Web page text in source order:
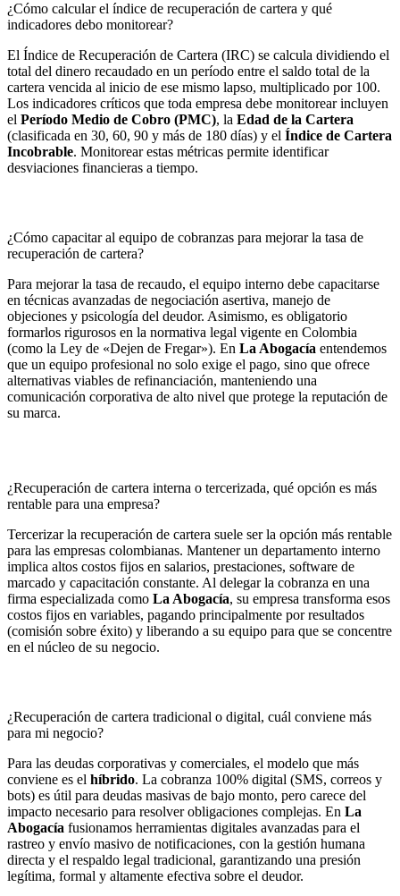
¿Cómo calcular el índice de recuperación de cartera y qué
indicadores debo monitorear?
El Índice de Recuperación de Cartera (IRC) se calcula dividiendo el
total del dinero recaudado en un período entre el saldo total de la
cartera vencida al inicio de ese mismo lapso, multiplicado por 100.
Los indicadores críticos que toda empresa debe monitorear incluyen
el Período Medio de Cobro (PMC), la Edad de la Cartera
(clasificada en 30, 60, 90 y más de 180 días) y el Índice de Cartera
Incobrable. Monitorear estas métricas permite identificar
desviaciones financieras a tiempo.
¿Cómo capacitar al equipo de cobranzas para mejorar la tasa de
recuperación de cartera?
Para mejorar la tasa de recaudo, el equipo interno debe capacitarse
en técnicas avanzadas de negociación asertiva, manejo de
objeciones y psicología del deudor. Asimismo, es obligatorio
formarlos rigurosos en la normativa legal vigente en Colombia
(como la Ley de «Dejen de Fregar»). En La Abogacía entendemos
que un equipo profesional no solo exige el pago, sino que ofrece
alternativas viables de refinanciación, manteniendo una
comunicación corporativa de alto nivel que protege la reputación de
su marca.
¿Recuperación de cartera interna o tercerizada, qué opción es más
rentable para una empresa?
Tercerizar la recuperación de cartera suele ser la opción más rentable
para las empresas colombianas. Mantener un departamento interno
implica altos costos fijos en salarios, prestaciones, software de
marcado y capacitación constante. Al delegar la cobranza en una
firma especializada como La Abogacía, su empresa transforma esos
costos fijos en variables, pagando principalmente por resultados
(comisión sobre éxito) y liberando a su equipo para que se concentre
en el núcleo de su negocio.
¿Recuperación de cartera tradicional o digital, cuál conviene más
para mi negocio?
Para las deudas corporativas y comerciales, el modelo que más
conviene es el híbrido. La cobranza 100% digital (SMS, correos y
bots) es útil para deudas masivas de bajo monto, pero carece del
impacto necesario para resolver obligaciones complejas. En La
Abogacía fusionamos herramientas digitales avanzadas para el
rastreo y envío masivo de notificaciones, con la gestión humana
directa y el respaldo legal tradicional, garantizando una presión
legítima, formal y altamente efectiva sobre el deudor.